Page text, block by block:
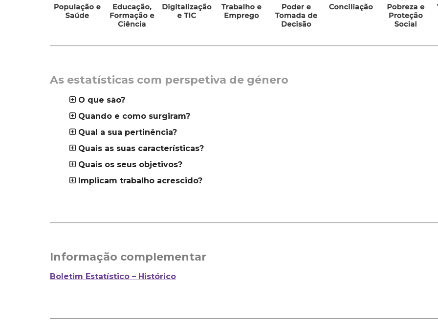
As estatísticas com perspetiva de género
O que são?
Quando e como surgiram?
Qual a sua pertinência?
Quais as suas características?
Quais os seus objetivos?
Implicam trabalho acrescido?
Informação complementar
Boletim Estatístico – Histórico